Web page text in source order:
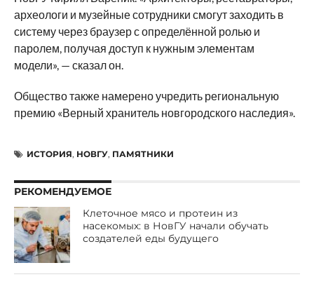
археологи и музейные сотрудники смогут заходить в
систему через браузер с определённой ролью и
паролем, получая доступ к нужным элементам
модели», — сказал он.
Общество также намерено учредить региональную
премию «Верный хранитель новгородского наследия».
ИСТОРИЯ, НОВГУ, ПАМЯТНИКИ
РЕКОМЕНДУЕМОЕ
Клеточное мясо и протеин из
насекомых: в НовГУ начали обучать
создателей еды будущего